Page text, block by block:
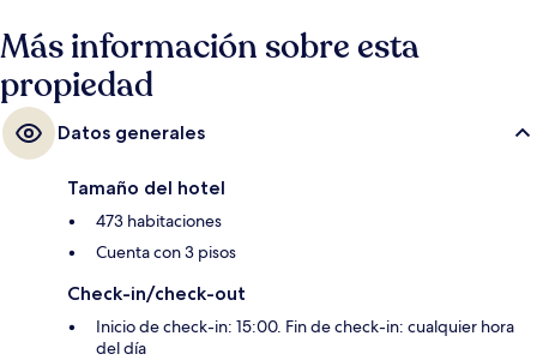
Más información sobre esta
propiedad
Datos generales
Tamaño del hotel
473 habitaciones
Cuenta con 3 pisos
Check-in/check-out
Inicio de check-in: 15:00. Fin de check-in: cualquier hora
del día